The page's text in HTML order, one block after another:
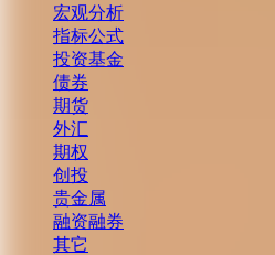
宏观分析
指标公式
投资基金
债券
期货
外汇
期权
创投
贵金属
融资融券
其它